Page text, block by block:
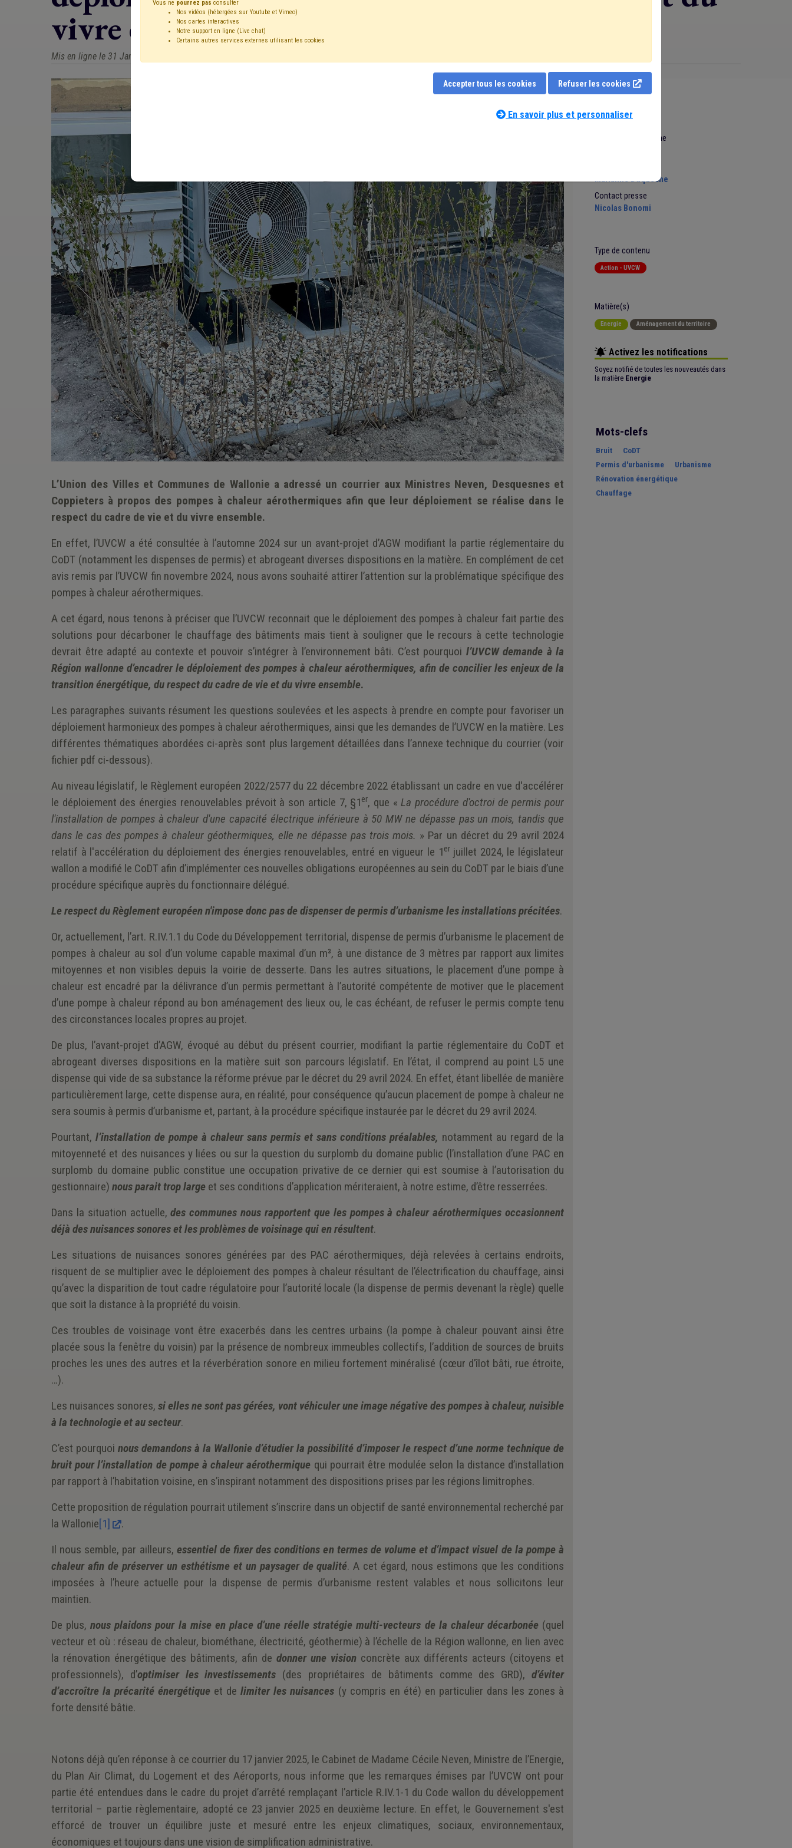
vivre ensemble
Mis en ligne le 31 Janvier 2025 - Marianne DUQUESNE
L’Union des Villes et Communes de Wallonie a adressé un courrier aux Ministres Neven, Desquesnes et
Coppieters à propos des pompes à chaleur aérothermiques afin que leur déploiement se réalise dans le
respect du cadre de vie et du vivre ensemble.
En effet, l’UVCW a été consultée à l’automne 2024 sur un avant-projet d’AGW modifiant la partie réglementaire du
CoDT (notamment les dispenses de permis) et abrogeant diverses dispositions en la matière. En complément de cet
avis remis par l’UVCW fin novembre 2024, nous avons souhaité attirer l’attention sur la problématique spécifique des
pompes à chaleur aérothermiques.
A cet égard, nous tenons à préciser que l’UVCW reconnait que le déploiement des pompes à chaleur fait partie des
solutions pour décarboner le chauffage des bâtiments mais tient à souligner que le recours à cette technologie
devrait être adapté au contexte et pouvoir s’intégrer à l’environnement bâti. C’est pourquoi l’UVCW demande à la
Région wallonne d’encadrer le déploiement des pompes à chaleur aérothermiques, afin de concilier les enjeux de la
transition énergétique, du respect du cadre de vie et du vivre ensemble.
Les paragraphes suivants résument les questions soulevées et les aspects à prendre en compte pour favoriser un
déploiement harmonieux des pompes à chaleur aérothermiques, ainsi que les demandes de l’UVCW en la matière. Les
différentes thématiques abordées ci-après sont plus largement détaillées dans l’annexe technique du courrier (voir
fichier pdf ci-dessous).
Au niveau législatif, le Règlement européen 2022/2577 du 22 décembre 2022 établissant un cadre en vue d'accélérer
le déploiement des énergies renouvelables prévoit à son article 7, §1er, que « La procédure d'octroi de permis pour
l'installation de pompes à chaleur d'une capacité électrique inférieure à 50 MW ne dépasse pas un mois, tandis que
dans le cas des pompes à chaleur géothermiques, elle ne dépasse pas trois mois. » Par un décret du 29 avril 2024
relatif à l'accélération du déploiement des énergies renouvelables, entré en vigueur le 1erjuillet 2024, le législateur
wallon a modifié le CoDT afin d’implémenter ces nouvelles obligations européennes au sein du CoDT par le biais d’une
procédure spécifique auprès du fonctionnaire délégué.
Le respect du Règlement européen n'impose donc pas de dispenser de permis d’urbanisme les installations précitées.
Or, actuellement, l’art. R.IV.1.1 du Code du Développement territorial, dispense de permis d’urbanisme le placement de
pompes à chaleur au sol d’un volume capable maximal d’un m³, à une distance de 3 mètres par rapport aux limites
mitoyennes et non visibles depuis la voirie de desserte. Dans les autres situations, le placement d’une pompe à
chaleur est encadré par la délivrance d’un permis permettant à l’autorité compétente de motiver que le placement
d’une pompe à chaleur répond au bon aménagement des lieux ou, le cas échéant, de refuser le permis compte tenu
des circonstances locales propres au projet.
De plus, l’avant-projet d’AGW, évoqué au début du présent courrier, modifiant la partie réglementaire du CoDT et
abrogeant diverses dispositions en la matière suit son parcours législatif. En l’état, il comprend au point L5 une
dispense qui vide de sa substance la réforme prévue par le décret du 29 avril 2024. En effet, étant libellée de manière
particulièrement large, cette dispense aura, en réalité, pour conséquence qu’aucun placement de pompe à chaleur ne
sera soumis à permis d’urbanisme et, partant, à la procédure spécifique instaurée par le décret du 29 avril 2024.
Pourtant, l’installation de pompe à chaleur sans permis et sans conditions préalables, notamment au regard de la
mitoyenneté et des nuisances y liées ou sur la question du surplomb du domaine public (l’installation d’une PAC en
surplomb du domaine public constitue une occupation privative de ce dernier qui est soumise à l’autorisation du
gestionnaire) nous parait trop large et ses conditions d’application mériteraient, à notre estime, d’être resserrées.
Dans la situation actuelle,des communes nous rapportent que les pompes à chaleur aérothermiques occasionnent
déjà des nuisances sonores et les problèmes de voisinage qui en résultent.
Les situations de nuisances sonores générées par des PAC aérothermiques, déjà relevées à certains endroits,
risquent de se multiplier avec le déploiement des pompes à chaleur résultant de l’électrification du chauffage, ainsi
qu’avec la disparition de tout cadre régulatoire pour l’autorité locale (la dispense de permis devenant la règle) quelle
que soit la distance à la propriété du voisin.
Ces troubles de voisinage vont être exacerbés dans les centres urbains (la pompe à chaleur pouvant ainsi être
placée sous la fenêtre du voisin) par la présence de nombreux immeubles collectifs, l’addition de sources de bruits
proches les unes des autres et la réverbération sonore en milieu fortement minéralisé (cœur d’îlot bâti, rue étroite,
…).
Les nuisances sonores, si elles ne sont pas gérées, vont véhiculer une image négative des pompes à chaleur, nuisible
à la technologie et au secteur.
C’est pourquoi nous demandons à la Wallonie d’étudier la possibilité d’imposer le respect d’une norme technique de
bruit pour l’installation de pompe à chaleur aérothermique qui pourrait être modulée selon la distance d’installation
par rapport à l’habitation voisine, en s’inspirant notamment des dispositions prises par les régions limitrophes.
Cette proposition de régulation pourrait utilement s’inscrire dans un objectif de santé environnemental recherché par
la Wallonie[1]
.
Il nous semble, par ailleurs, essentiel de fixer des conditions en termes de volume et d’impact visuel de la pompe à
chaleur afin de préserver un esthétisme et un paysager de qualité. A cet égard, nous estimons que les conditions
imposées à l’heure actuelle pour la dispense de permis d’urbanisme restent valables et nous sollicitons leur
maintien.
De plus,nous plaidons pour la mise en place d’une réelle stratégie multi-vecteurs de la chaleur décarbonée (quel
vecteur et où : réseau de chaleur, biométhane, électricité, géothermie) à l’échelle de la Région wallonne, en lien avec
la rénovation énergétique des bâtiments, afin de donner une vision concrète aux différents acteurs (citoyens et
professionnels), d’optimiser les investissements (des propriétaires de bâtiments comme des GRD),d’éviter
d’accroître la précarité énergétique et delimiter les nuisances (y compris en été) en particulier dans les zones à
forte densité bâtie.
Notons déjà qu’en réponse à ce courrier du 17 janvier 2025, le Cabinet de Madame Cécile Neven, Ministre de l’Energie,
du Plan Air Climat, du Logement et des Aéroports, nous informe que les remarques émises par l’UVCW ont pour
partie été entendues dans le cadre du projet d’arrêté remplaçant l’article R.IV.1-1 du Code wallon du développement
territorial – partie règlementaire, adopté ce 23 janvier 2025 en deuxième lecture. En effet, le Gouvernement s'est
efforcé de trouver un équilibre juste et mesuré entre les enjeux climatiques, sociaux, environnementaux,
économiques et toujours dans une vision de simplification administrative.
Date de mise en ligne
Marianne Duquesne
Contact presse
Nicolas Bonomi
Type de contenu
Action - UVCW
Matière(s)
Energie Aménagement du territoire
Activez les notifications
Soyez notifié de toutes les nouveautés dans
la matière Energie
Mots-clefs
Bruit
CoDT
Permis d'urbanisme
Urbanisme
Rénovation énergétique
Chauffage
Vous ne pourrez pas consulter
Nos vidéos (hébergées sur Youtube et Vimeo)
Nos cartes interactives
Notre support en ligne (Live chat)
Certains autres services externes utilisant les cookies
Accepter tous les cookies Refuser les cookies
En savoir plus et personnaliser